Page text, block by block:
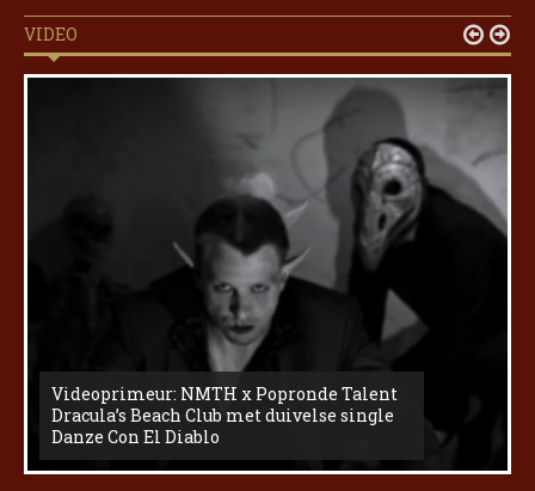
VIDEO
Videoprimeur: NMTH x Popronde Talent
Dracula’s Beach Club met duivelse single
Danze Con El Diablo
 